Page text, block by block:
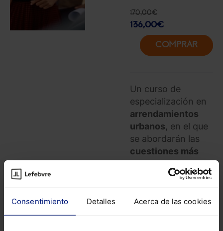
Consentimiento Detalles Acerca de las cookies
170,00€
136,00€
COMPRAR
Un curso de
especialización en
arrendamientos
urbanos, en el que
se abordarán las
cuestiones más
controvertidasque
han originado las
últimas reformas
legales en la
materia y los